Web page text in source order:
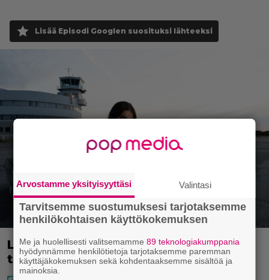
Lisää Episodi Googlen suosituksi lähteeksi
Laulaja Mirellan rantakuvat ovat
täynnä lomaa, aurinkoa ja iloa
Arvostamme yksityisyyttäsi Valintasi
Tarvitsemme suostumuksesi tarjotaksemme
henkilökohtaisen käyttökokemuksen
Me ja huolellisesti valitsemamme89 teknologiakumppania
hyödynnämme henkilötietoja tarjotaksemme paremman
käyttäjäkokemuksen sekä kohdentaaksemme sisältöä ja
mainoksia.